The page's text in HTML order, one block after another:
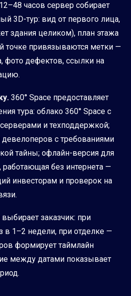
часов сервер собирает
3D-тур: вид от первого лица,
здания целиком), план этажа
точке привязываются метки —
фото дефектов, ссылки на
360° Space предоставляет
тура: облако 360° Space с
и техподдержкой;
девелоперов с требованиями
тайны; офлайн-версия для
без интернета —
инвесторам и проверок на
заказчик: при
в 1–2 недели, при отделке —
формирует таймлайн
между датами показывает